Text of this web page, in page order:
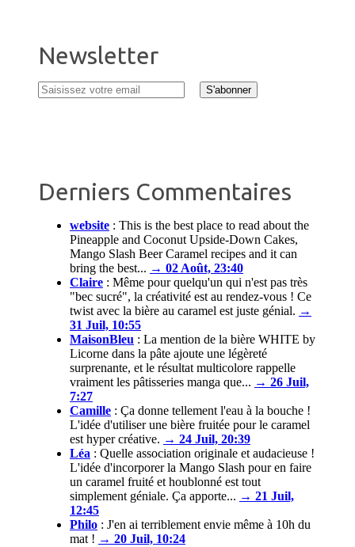
Newsletter
Derniers Commentaires
website : This is the best place to read about the
Pineapple and Coconut Upside-Down Cakes,
Mango Slash Beer Caramel recipes and it can
bring the best... → 02 Août, 23:40
Claire : Même pour quelqu'un qui n'est pas très
"bec sucré", la créativité est au rendez-vous ! Ce
twist avec la bière au caramel est juste génial. →
31 Juil, 10:55
MaisonBleu : La mention de la bière WHITE by
Licorne dans la pâte ajoute une légèreté
surprenante, et le résultat multicolore rappelle
vraiment les pâtisseries manga que... → 26 Juil,
7:27
Camille : Ça donne tellement l'eau à la bouche !
L'idée d'utiliser une bière fruitée pour le caramel
est hyper créative. → 24 Juil, 20:39
Léa : Quelle association originale et audacieuse !
L'idée d'incorporer la Mango Slash pour en faire
un caramel fruité et houblonné est tout
simplement géniale. Ça apporte... → 21 Juil,
12:45
Philo : J'en ai terriblement envie même à 10h du
mat ! → 20 Juil, 10:24